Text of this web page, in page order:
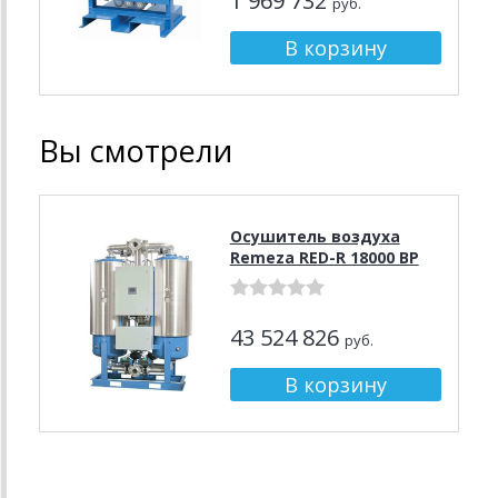
Вы смотрели
Осушитель воздуха
Remeza RED-R 18000 BP
43 524 826 руб.